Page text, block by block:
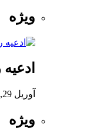
ویژه
آوریل 29, 2020
ویژه